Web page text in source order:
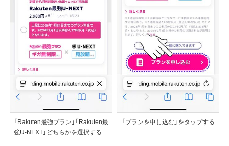
「Rakuten最強プラン」「Rakuten最
強U-NEXT」どちらかを選択する
「プランを申し込む」をタップする